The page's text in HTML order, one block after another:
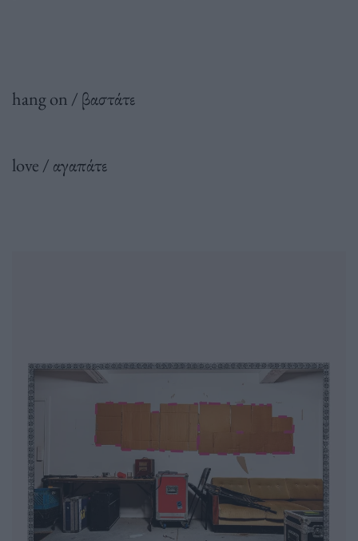
hang on / βαστάτε
love / αγαπάτε